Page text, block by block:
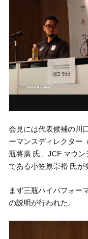
会見には代表候補の川
ーマンスディレクター
瓶将廣 氏、JCF マウン
である小笠原崇裕 氏が
まず三瓶ハイパフォー
の説明が行われた。